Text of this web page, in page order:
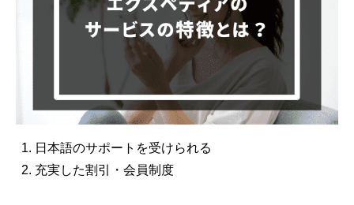
日本語のサポートを受けられる
充実した割引・会員制度